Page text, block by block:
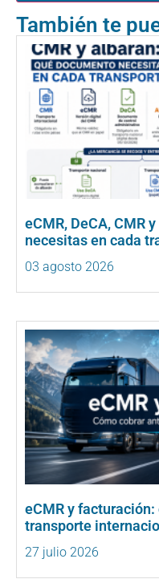
También te
eCMR, DeCA, CMR
necesitas en cada
03 agosto 2026
eCMR y facturación:
transporte
27 julio 2026